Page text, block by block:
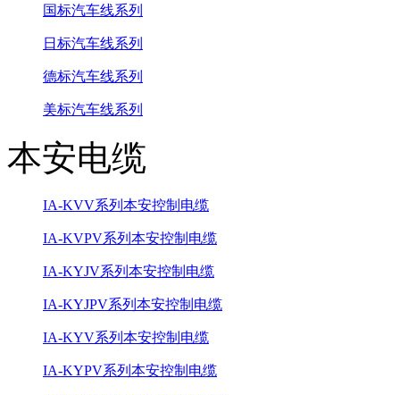
国标汽车线系列
日标汽车线系列
德标汽车线系列
美标汽车线系列
本安电缆
IA-KVV系列本安控制电缆
IA-KVPV系列本安控制电缆
IA-KYJV系列本安控制电缆
IA-KYJPV系列本安控制电缆
IA-KYV系列本安控制电缆
IA-KYPV系列本安控制电缆